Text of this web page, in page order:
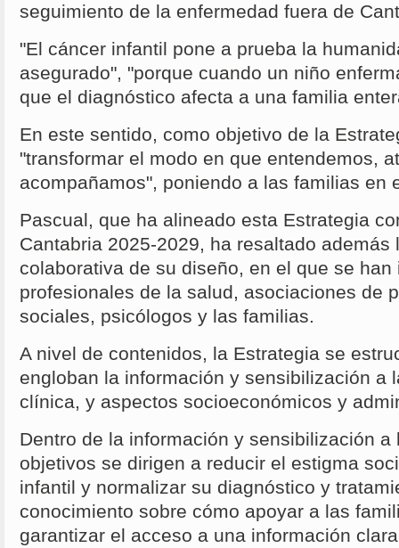
seguimiento de la enfermedad fuera de
"El cáncer infantil pone a prueba la
asegurado", "porque cuando un niño
que el diagnóstico afecta a una familia
En este sentido, como objetivo de la
"transformar el modo en que entendemos,
acompañamos", poniendo a las familias en
Pascual, que ha alineado esta Estrategia
Cantabria 2025-2029, ha resaltado además
colaborativa de su diseño, en el que se han
profesionales de la salud, asociaciones de
sociales, psicólogos y las familias.
A nivel de contenidos, la Estrategia se
engloban la información y sensibilización a
clínica, y aspectos socioeconómicos y
Dentro de la información y sensibilización
objetivos se dirigen a reducir el estigma
infantil y normalizar su diagnóstico y
conocimiento sobre cómo apoyar a las
garantizar el acceso a una información